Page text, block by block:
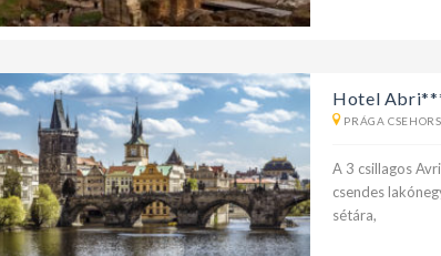
Hotel
PRÁGA
A 3 csillagos
csendes
sétára,